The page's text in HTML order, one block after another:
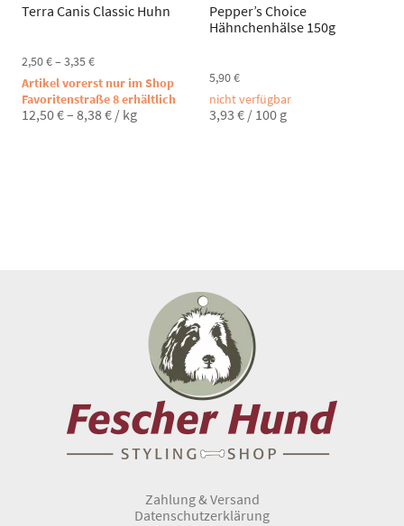
Terra Canis Classic Huhn
2,50€– 3,35€
Artikel vorerst nur im Shop
Favoritenstraße 8 erhältlich
12,50€– 8,38€ / kg
Pepper’s Choice
Hähnchenhälse 150g
5,90€
nicht verfügbar
3,93 € / 100 g
Zahlung & Versand
Datenschutzerklärung